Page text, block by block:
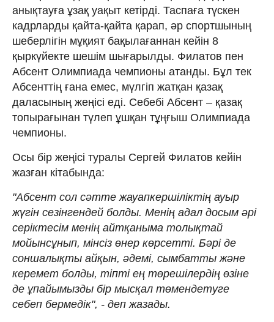
анықтауға ұзақ уақыт кетірді. Таспаға түскен
кадрларды қайта-қайта қарап, әр спортшының
шеберлігін мұқият бақылағаннан кейін 8
қыркүйекте шешім шығарылды. Филатов пен
Абсент Олимпиада чемпионы атанды. Бұл тек
Абсенттің ғана емес, мүлгіп жатқан қазақ
даласының жеңісі еді. Себебі Абсент – қазақ
топырағынан түлеп ұшқан тұңғыш Олимпиада
чемпионы.
Осы бір жеңісі туралы Сергей Филатов кейін
жазған кітабында:
"Абсент сол сәтте жауапкершіліктің ауыр
жүгін сезінгендей болды. Менің адал досым әрі
серіктесім менің айтқаныма толықтай
мойынсұнып, мінсіз өнер көрсетті. Бәрі де
соншалықты айқын, әдемі, сымбатты және
керемет болды, тіпті ең төрешілердің өзіне
де ұпайымызды бір мысқал төмендетуге
себеп бермедік", - деп жазады.